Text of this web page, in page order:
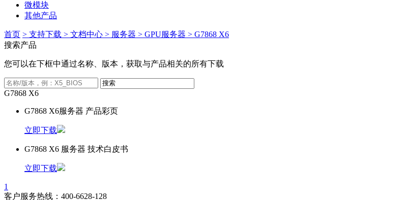
微模块
其他产品
首页 > 支持下载 > 文档中心 > 服务器 > GPU服务器 > G7868 X6
搜索产品
您可以在下框中通过名称、版本，获取与产品相关的所有下载
G7868 X6
G7868 X6服务器 产品彩页
立即下载
G7868 X6 服务器 技术白皮书
立即下载
1
客户服务热线：400-6628-128